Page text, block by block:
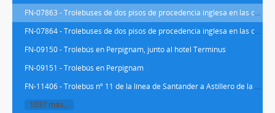
FN-07863 - Trolebuses de dos pisos de procedencia inglesa en las cocheras de los Tranvías de Zaragoza S.A., adquiridos de ocasión a la London Transport de Londres, del modelo Q-1 y construidos entre 1948 y 1952 por la firma británica BUT
FN-07864 - Trolebuses de dos pisos de procedencia inglesa en las cocheras de los Tranvías de Zaragoza S.A., adquiridos de ocasión a la London Transport de Londres, del modelo Q-1 y construidos entre 1948 y 1952 por la firma británica BUT
FN-09150 - Trolebús en Perpignam, junto al hotel Terminus
FN-09151 - Trolebús en Perpignam
FN-11406 - Trolebús nº 11 de la línea de Santander a Astillero de la Compañía de Trolebuses Santander - Astillero (CTSA), adquiridos de ocasión a la London Transport de Londres, del modelo Q-1 y construidos entre 1948 y 1952 por la firma británica BUT
1037 más...